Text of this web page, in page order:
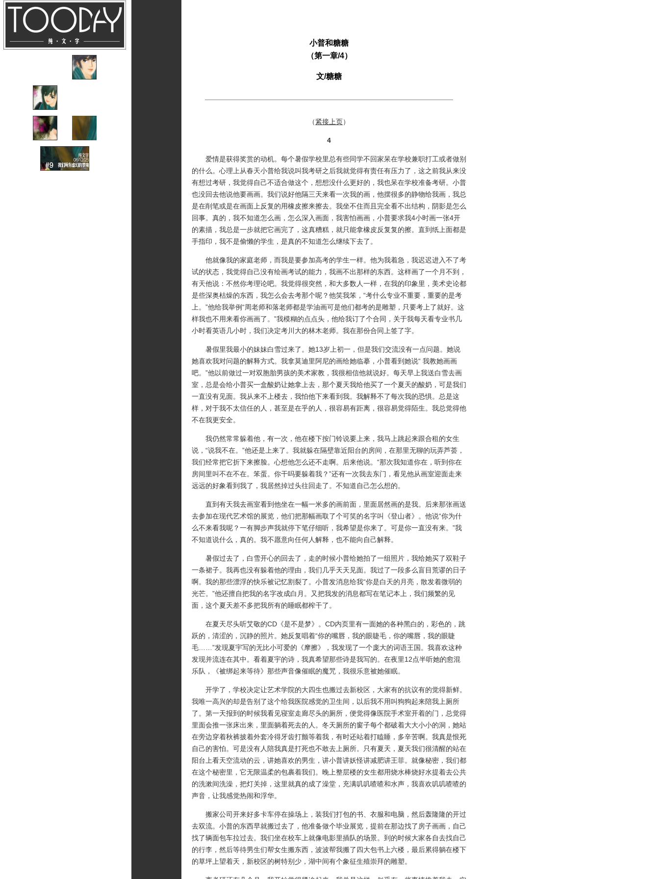
小普和糖糖
（第一章/4）
文/糖糖
（紧接上页）
4
爱情是获得奖赏的动机。每个暑假学校里总有些同学不回家呆在学校兼职打工或者做别
的什么。心理上从春天小普给我说叫我考研之后我就觉得有责任有压力了，这之前我从来没
有想过考研，我觉得自己不适合做这个，想想没什么更好的，我也呆在学校准备考研。小普
也没回去他说他要画画。我们说好他隔三天来看一次我的画，他摆很多的静物给我画，我总
是在削笔或是在画面上反复的用橡皮擦来擦去。我坐不住而且完全看不出结构，阴影是怎么
回事。真的，我不知道怎么画，怎么深入画面，我害怕画画，小普要求我4小时画一张4开
的素描，我总是一步就把它画完了，这真糟糕，就只能拿橡皮反复复的擦。直到纸上面都是
手指印，我不是偷懒的学生，是真的不知道怎么继续下去了。
他就像我的家庭老师，而我是要参加高考的学生一样。他为我着急，我迟迟进入不了考
试的状态，我觉得自己没有绘画考试的能力，我画不出那样的东西。这样画了一个月不到，
有天他说：不然你考理论吧。我觉得很突然，和大多数人一样，在我的印象里，美术史论都
是些深奥枯燥的东西，我怎么会去考那个呢？他笑我笨，“考什么专业不重要，重要的是考
上。”他给我举例“周老师和落老师都是学油画可是他们都考的是雕塑，只要考上了就好。这
样我也不用来看你画画了。”我模糊的点点头，他给我订了个合同，关于我每天看专业书几
小时看英语几小时，我们决定考川大的林木老师。我在那份合同上签了字。
暑假里我最小的妹妹白雪过来了。她13岁上初一，但是我们交流没有一点问题。她说
她喜欢我对问题的解释方式。我拿莫迪里阿尼的画给她临摹，小普看到她说“ 我教她画画
吧。”他以前做过一对双胞胎男孩的美术家教，我很相信他就说好。每天早上我送白雪去画
室，总是会给小普买一盒酸奶让她拿上去，那个夏天我给他买了一个夏天的酸奶，可是我们
一直没有见面。我从来不上楼去，我怕他下来看到我。我解释不了每次我的恐惧。总是这
样，对于我不太信任的人，甚至是在乎的人，很容易有距离，很容易觉得陌生。我总觉得他
不在我更安全。
我仍然常常躲着他，有一次，他在楼下按门铃说要上来，我马上跳起来跟合租的女生
说，“说我不在。”他还是上来了。我就躲在隔壁靠近阳台的房间，在那里无聊的玩弄芦荟，
我们经常把它折下来擦脸。心想他怎么还不走啊。后来他说。“那次我知道你在，听到你在
房间里叫不在不在。笨蛋。你干吗要躲着我？”还有一次我去东门，看见他从画室迎面走来
远远的好象看到我了，我居然掉过头往回走了。不知道自己怎么想的。
直到有天我去画室看到他坐在一幅一米多的画前面，里面居然画的是我。后来那张画送
去参加在现代艺术馆的展览，他们把那幅画取了个可笑的名字叫《登山者》。他说“你为什
么不来看我呢？一有脚步声我就停下笔仔细听，我希望是你来了。可是你一直没有来。”我
不知道说什么，真的。我不愿意向任何人解释，也不能向自己解释。
暑假过去了，白雪开心的回去了，走的时候小普给她拍了一组照片，我给她买了双鞋子
一条裙子。我再也没有躲着他的理由，我们几乎天天见面。我过了一段多么盲目荒谬的日子
啊。我的那些漂浮的快乐被记忆割裂了。小普发消息给我“你是白天的月亮，散发着微弱的
光芒。”他还擅自把我的名字改成白月。又把我发的消息都写在笔记本上，我们频繁的见
面，这个夏天差不多把我所有的睡眠都榨干了。
在夏天尽头听艾敬的CD《是不是梦》。CD内页里有一面她的各种黑白的，彩色的，跳
跃的，清涩的，沉静的照片。她反复唱着“你的嘴唇，我的眼睫毛，你的嘴唇，我的眼睫
毛……”发现夏宇写的无比小可爱的《摩擦》，我发现了一个庞大的词语王国。我喜欢这种
发现并流连在其中。看着夏宇的诗，我真希望那些诗是我写的。在夜里12点半听她的愈混
乐队，《被绑起来等待》那些声音像催眠的魔咒，我很乐意被她催眠。
开学了，学校决定让艺术学院的大四生也搬过去新校区，大家有的抗议有的觉得新鲜。
我唯一高兴的却是告别了这个给我医院感觉的卫生间，以后我不用叫狗狗起来陪我上厕所
了。第一天报到的时候我看见寝室走廊尽头的厕所，便觉得像医院手术室开着的门，总觉得
里面会推一张床出来，里面躺着死去的人。冬天厕所的窗子每个都破着大大小小的洞，她站
在旁边穿着秋裤披着外套冷得牙齿打颤等着我，有时还站着打瞌睡，多辛苦啊。我真是恨死
自己的害怕。可是没有人陪我真是打死也不敢去上厕所。只有夏天，夏天我们很清醒的站在
阳台上看天空流动的云，讲她喜欢的男生，讲小普讲妖怪讲减肥讲王菲。就像秘密，我们都
在这个秘密里，它无限温柔的包裹着我们。晚上整层楼的女生都用烧水棒烧好水提着去公共
的洗漱间洗澡，把灯关掉，这里就真的成了澡堂，充满叽叽喳喳和水声，我喜欢叽叽喳喳的
声音，让我感觉热闹和浮华。
搬家公司开来好多卡车停在操场上，装我们打包的书、衣服和电脑，然后轰隆隆的开过
去双流。小普的东西早就搬过去了，他准备做个毕业展览，提前在那边找了房子画画，自己
找了辆面包车拉过去。我们坐在校车上就像电影里插队的场景。到的时候大家各自去找自己
的行李，然后等待男生们帮女生搬东西，波波帮我搬了四大包书上六楼，最后累得躺在楼下
的草坪上望着天，新校区的树特别少，湖中间有个象征生殖崇拜的雕塑。